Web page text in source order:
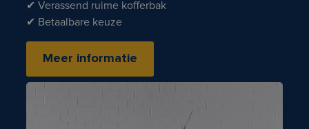
✔ Verassend ruime kofferbak
✔ Betaalbare keuze
Meer informatie